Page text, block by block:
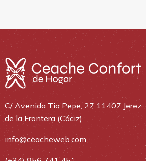
C/ Avenida Tio Pepe, 27 11407 Jerez
de la Frontera (Cádiz)
info@ceacheweb.com